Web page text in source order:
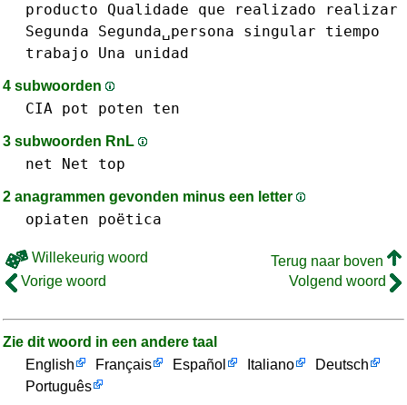
producto
Qualidade que realizado
realizar
Segunda
Segunda␣persona singular
tiempo
trabajo
Una unidad
4 subwoorden
CIA pot poten ten
3 subwoorden RnL
net Net top
2 anagrammen gevonden minus een letter
opiaten poëtica
Willekeurig woord
Terug naar boven
Vorige woord
Volgend woord
Zie dit woord in een andere taal
English
Français Español Italiano
Deutsch
Português